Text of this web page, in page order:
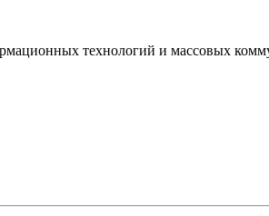
технологий и массовых